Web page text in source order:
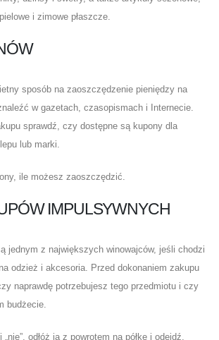
i zimowe płaszcze.
sposób na zaoszczędzenie pieniędzy na
w gazetach, czasopismach i Internecie.
sprawdź, czy dostępne są kupony dla
lub marki.
ile możesz zaoszczędzić.
IMPULSYWNYCH
jednym z największych winowajców, jeśli chodzi
odzież i akcesoria. Przed dokonaniem zakupu
naprawdę potrzebujesz tego przedmiotu i czy
budżecie.
odłóż ją z powrotem na półkę i odejdź.